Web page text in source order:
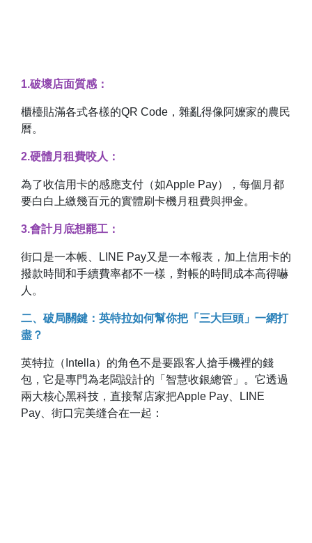
1.破壞店面質感：
櫃檯貼滿各式各樣的QR Code，雜亂得像阿嬤家的農民
曆。
2.硬體月租費咬人：
為了收信用卡的感應支付（如Apple Pay），每個月都
要白白上繳幾百元的實體刷卡機月租費與押金。
3.會計月底想罷工：
街口是一本帳、LINE Pay又是一本報表，加上信用卡的
撥款時間和手續費率都不一樣，對帳的時間成本高得嚇
人。
二、破局關鍵：英特拉如何幫你把「三大巨頭」一網打
盡？
英特拉（Intella）的角色不是要跟客人搶手機裡的錢
包，它是專門為老闆設計的「智慧收銀總管」。它透過
兩大核心黑科技，直接幫店家把Apple Pay、LINE
Pay、街口完美缝合在一起：